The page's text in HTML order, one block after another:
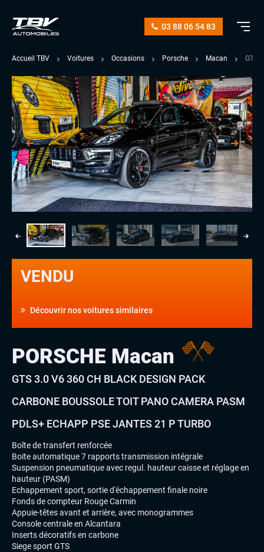
03 88 06 54 83
Accueil TBV Voitures Occasions Porsche Macan GTS
VENDU
Découvrir nos voitures similaires
PORSCHE Macan
GTS 3.0 V6 360 CH BLACK DESIGN PACK
CARBONE BOUSSOLE TOIT PANO CAMERA PASM
PDLS+ ECHAPP PSE JANTES 21 P TURBO
Boîte de transfert renforcée
Boite automatique 7 rapports transmission intégrale
Suspension pneumatique avec regul. hauteur caisse et réglage en
hauteur (PASM)
Echappement sport, sortie d'échappement finale noire
Fonds de compteur Rouge Carmin
Appuie-têtes avant et arrière, avec monogrammes
Console centrale en Alcantara
Inserts décoratifs en carbone
Siege sport GTS